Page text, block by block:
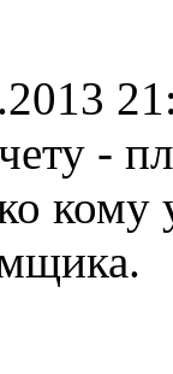
-
кому